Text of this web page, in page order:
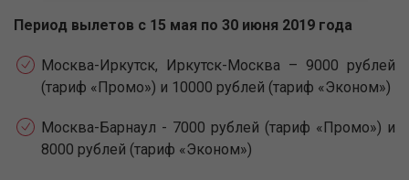
Период вылетов с 15 мая по 30 июня 2019 года
Москва-Иркутск, Иркутск-Москва – 9000 рублей
(тариф «Промо») и 10000 рублей (тариф «Эконом»)
Москва-Барнаул - 7000 рублей (тариф «Промо») и
8000 рублей (тариф «Эконом»)